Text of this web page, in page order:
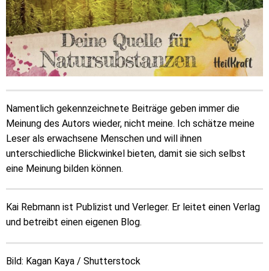
Namentlich gekennzeichnete Beiträge geben immer die
Meinung des Autors wieder, nicht meine. Ich schätze meine
Leser als erwachsene Menschen und will ihnen
unterschiedliche Blickwinkel bieten, damit sie sich selbst
eine Meinung bilden können.
Kai Rebmann ist Publizist und Verleger. Er leitet einen Verlag
und betreibt einen eigenen Blog.
Bild: Kagan Kaya / Shutterstock